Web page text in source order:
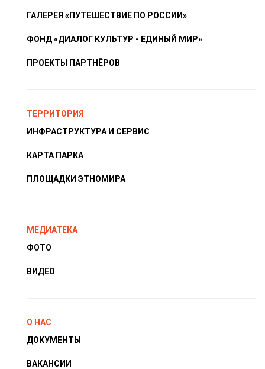
ГАЛЕРЕЯ «ПУТЕШЕСТВИЕ ПО РОССИИ»
ФОНД «ДИАЛОГ КУЛЬТУР - ЕДИНЫЙ МИР»
ПРОЕКТЫ ПАРТНЁРОВ
ТЕРРИТОРИЯ
ИНФРАСТРУКТУРА И СЕРВИС
КАРТА ПАРКА
ПЛОЩАДКИ ЭТНОМИРА
МЕДИАТЕКА
ФОТО
ВИДЕО
О НАС
ДОКУМЕНТЫ
ВАКАНСИИ